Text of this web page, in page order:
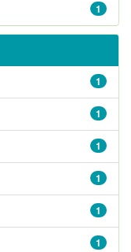
1
1
1
1
1
1
1